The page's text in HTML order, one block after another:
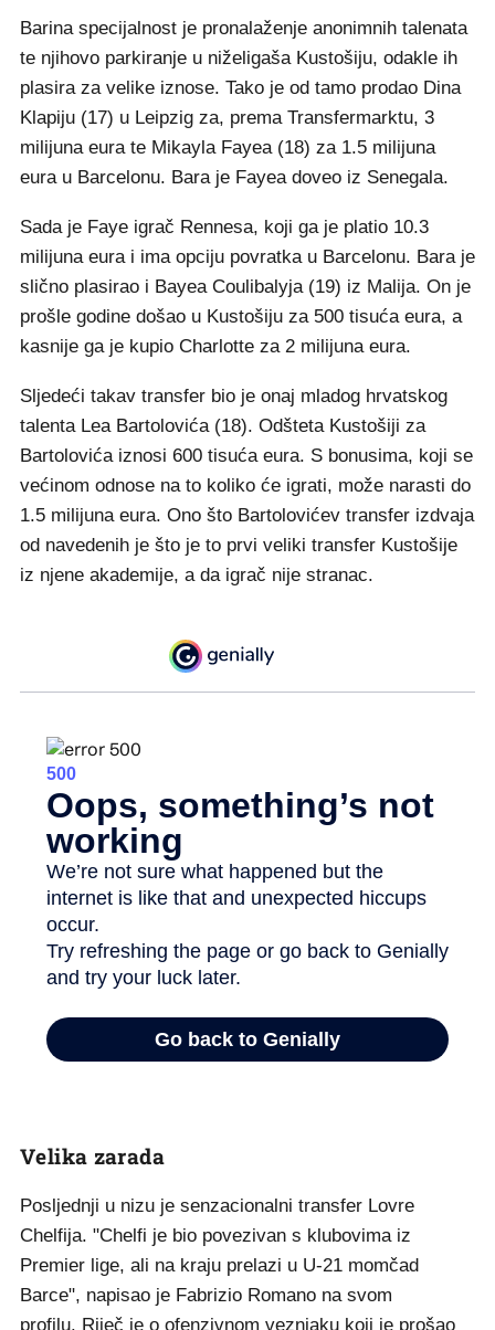
Barina specijalnost je pronalaženje anonimnih talenata
te njihovo parkiranje u niželigaša Kustošiju, odakle ih
plasira za velike iznose. Tako je od tamo prodao Dina
Klapiju (17) u Leipzig za, prema Transfermarktu, 3
milijuna eura te Mikayla Fayea (18) za 1.5 milijuna
eura u Barcelonu. Bara je Fayea doveo iz Senegala.
Sada je Faye igrač Rennesa, koji ga je platio 10.3
milijuna eura i ima opciju povratka u Barcelonu. Bara je
slično plasirao i Bayea Coulibalyja (19) iz Malija. On je
prošle godine došao u Kustošiju za 500 tisuća eura, a
kasnije ga je kupio Charlotte za 2 milijuna eura.
Sljedeći takav transfer bio je onaj mladog hrvatskog
talenta Lea Bartolovića (18). Odšteta Kustošiji za
Bartolovića iznosi 600 tisuća eura. S bonusima, koji se
većinom odnose na to koliko će igrati, može narasti do
1.5 milijuna eura. Ono što Bartolovićev transfer izdvaja
od navedenih je što je to prvi veliki transfer Kustošije
iz njene akademije, a da igrač nije stranac.
Velika zarada
Posljednji u nizu je senzacionalni transfer Lovre
Chelfija. "Chelfi je bio povezivan s klubovima iz
Premier lige, ali na kraju prelazi u U-21 momčad
Barce", napisao je Fabrizio Romano na svom
profilu. Riječ je o ofenzivnom veznjaku koji je prošao